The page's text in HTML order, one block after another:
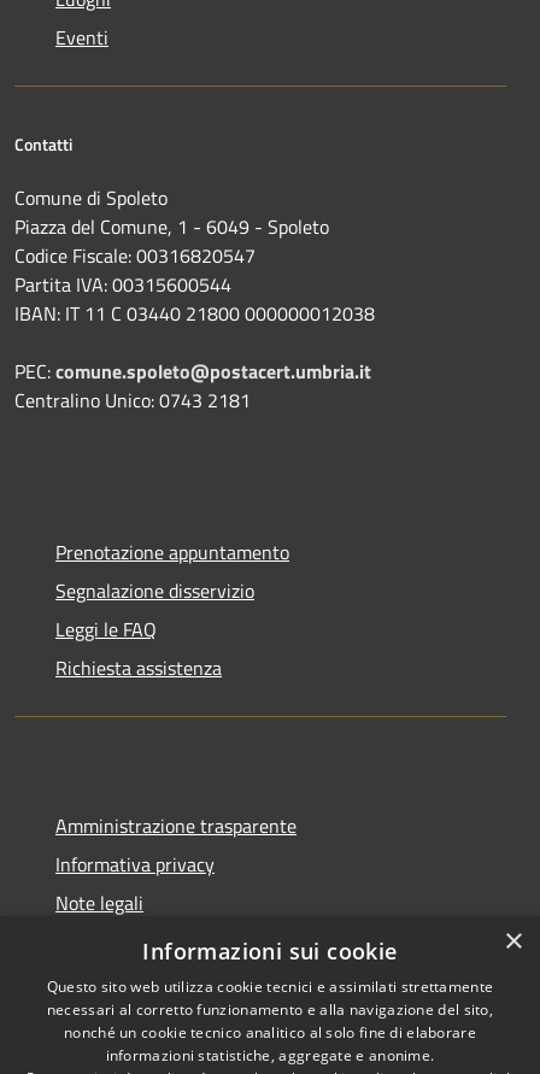
Eventi
Contatti
Comune di Spoleto
Piazza del Comune, 1 - 6049 - Spoleto
Codice Fiscale: 00316820547
Partita IVA: 00315600544
IBAN: IT 11 C 03440 21800 000000012038
PEC:comune.spoleto@postacert.umbria.it
Centralino Unico: 0743 2181
Prenotazione appuntamento
Segnalazione disservizio
Leggi le FAQ
Richiesta assistenza
Amministrazione trasparente
Informativa privacy
Note legali
Dichiarazione di accessibilità
Copyright © 2026 • Comune di
×
Informazioni sui cookie
Questo sito web utilizza cookie tecnici e assimilati strettamente
necessari al corretto funzionamento e alla navigazione del sito,
nonché un cookie tecnico analitico al solo fine di elaborare
informazioni statistiche, aggregate e anonime.